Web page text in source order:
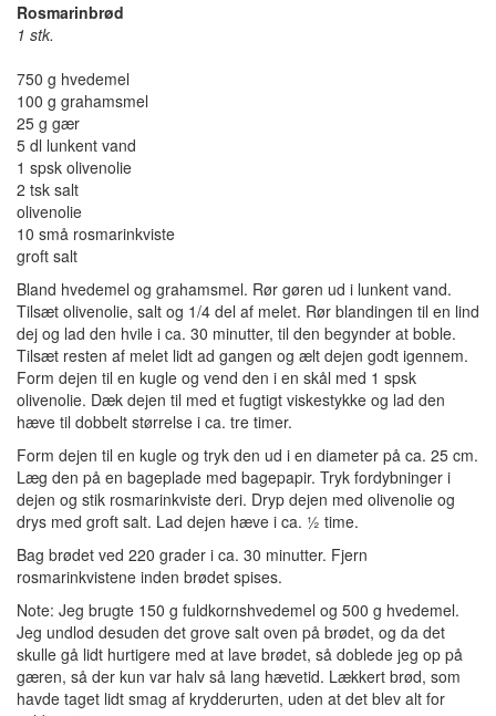
Rosmarinbrød
1 stk.
750 g hvedemel
100 g grahamsmel
25 g gær
5 dl lunkent vand
1 spsk olivenolie
2 tsk salt
olivenolie
10 små rosmarinkviste
groft salt
Bland hvedemel og grahamsmel. Rør gøren ud i lunkent vand.
Tilsæt olivenolie, salt og 1/4 del af melet. Rør blandingen til en lind
dej og lad den hvile i ca. 30 minutter, til den begynder at boble.
Tilsæt resten af melet lidt ad gangen og ælt dejen godt igennem.
Form dejen til en kugle og vend den i en skål med 1 spsk
olivenolie. Dæk dejen til med et fugtigt viskestykke og lad den
hæve til dobbelt størrelse i ca. tre timer.
Form dejen til en kugle og tryk den ud i en diameter på ca. 25 cm.
Læg den på en bageplade med bagepapir. Tryk fordybninger i
dejen og stik rosmarinkviste deri. Dryp dejen med olivenolie og
drys med groft salt. Lad dejen hæve i ca. ½ time.
Bag brødet ved 220 grader i ca. 30 minutter. Fjern
rosmarinkvistene inden brødet spises.
Note: Jeg brugte 150 g fuldkornshvedemel og 500 g hvedemel.
Jeg undlod desuden det grove salt oven på brødet, og da det
skulle gå lidt hurtigere med at lave brødet, så doblede jeg op på
gæren, så der kun var halv så lang hævetid. Lækkert brød, som
havde taget lidt smag af krydderurten, uden at det blev alt for